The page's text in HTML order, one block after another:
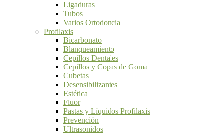
Ligaduras
Tubos
Varios Ortodoncia
Profilaxis
Bicarbonato
Blanqueamiento
Cepillos Dentales
Cepillos y Copas de Goma
Cubetas
Desensibilizantes
Estética
Fluor
Pastas y Líquidos Profilaxis
Prevención
Ultrasonidos